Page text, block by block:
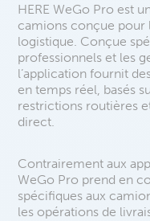
HERE WeGo Pro est
camions conçue pour
logistique. Conçue
professionnels et les
l’application fournit
en temps réel, basés
restrictions routières
direct.
Contrairement aux
WeGo Pro prend en
spécifiques aux
les opérations de